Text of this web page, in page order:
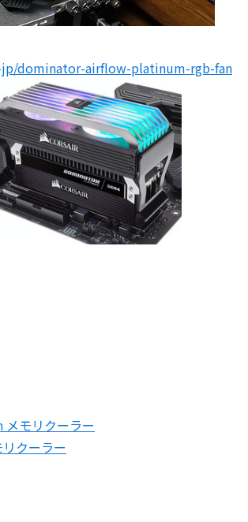
dominator-airflow-platinum-rgb-fan
モリクーラー
クーラー